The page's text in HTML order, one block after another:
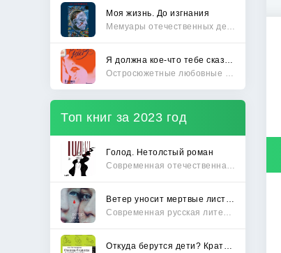
Моя жизнь. До изгнания
Топ книг за 2023 год
Голод. Нетолстый роман